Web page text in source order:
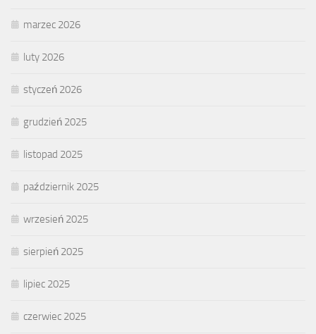
marzec 2026
luty 2026
styczeń 2026
grudzień 2025
listopad 2025
październik 2025
wrzesień 2025
sierpień 2025
lipiec 2025
czerwiec 2025